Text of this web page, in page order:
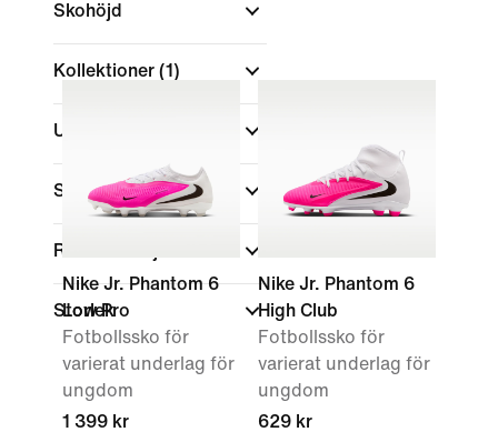
Skohöjd
Kollektioner (1)
Underlag
Shoppa efter pris
Rea och erbjudanden
Storlek
Nike Jr. Phantom 6
Low Pro
Fotbollssko för
varierat underlag för
ungdom
1 399 kr
Nike Jr. Phantom 6
High Club
Fotbollssko för
varierat underlag för
ungdom
629 kr